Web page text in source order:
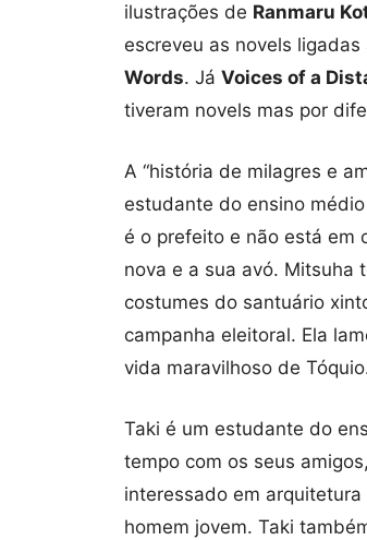
ilustrações de Ranmaru
escreveu as novels
Words. Já Voices of a
tiveram novels mas por
A “história de milagres e
estudante do ensino
é o prefeito e não está em
nova e a sua avó. Mitsuha
costumes do santuário
campanha eleitoral. Ela
vida maravilhoso de
Taki é um estudante do
tempo com os seus
interessado em
homem jovem. Taki